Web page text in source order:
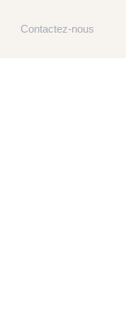
Contactez-nous